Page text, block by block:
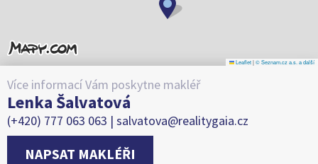
Leaflet|© Seznam.cz a.s. a další
Více informací Vám poskytne makléř
Lenka Šalvatová
(+420) 777 063 063 | salvatova@realitygaia.cz
NAPSAT MAKLÉŘI